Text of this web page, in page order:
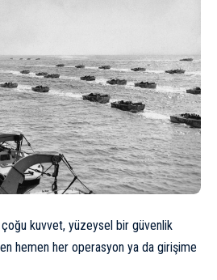
çoğu kuvvet, yüzeysel bir güvenlik
hemen her operasyon ya da girişime